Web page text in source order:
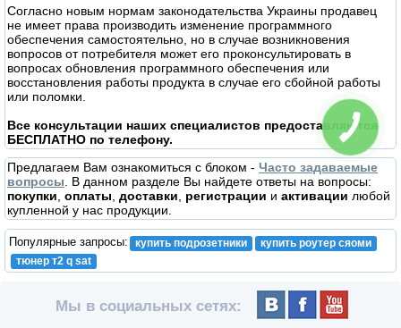
Согласно новым нормам законодательства Украины продавец
не имеет права производить изменение программного
обеспечения самостоятельно, но в случае возникновения
вопросов от потребителя может его проконсультировать в
вопросах обновления программного обеспечения или
восстановления работы продукта в случае его сбойной работы
или поломки.
Все консультации наших специалистов предоставляются
БЕСПЛАТНО по телефону.
Предлагаем Вам ознакомиться с блоком - Часто задаваемые
вопросы. В данном разделе Вы найдете ответы на вопросы:
покупки, оплаты, доставки, регистрации и активации любой
купленной у нас продукции.
Популярные запросы: купить подрозетники
купить роутер сяоми
тюнер т2 q sat
Мы в социальных сетях: